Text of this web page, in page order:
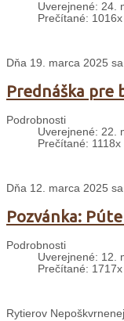
Uverejnené: 24.
Prečítané: 1016x
Dňa 19. marca 2025
Prednáška pre
Podrobnosti
Uverejnené: 22.
Prečítané: 1118x
Dňa 12. marca 2025
Pozvánka:
Podrobnosti
Uverejnené: 12.
Prečítané: 1717x
Rytierov